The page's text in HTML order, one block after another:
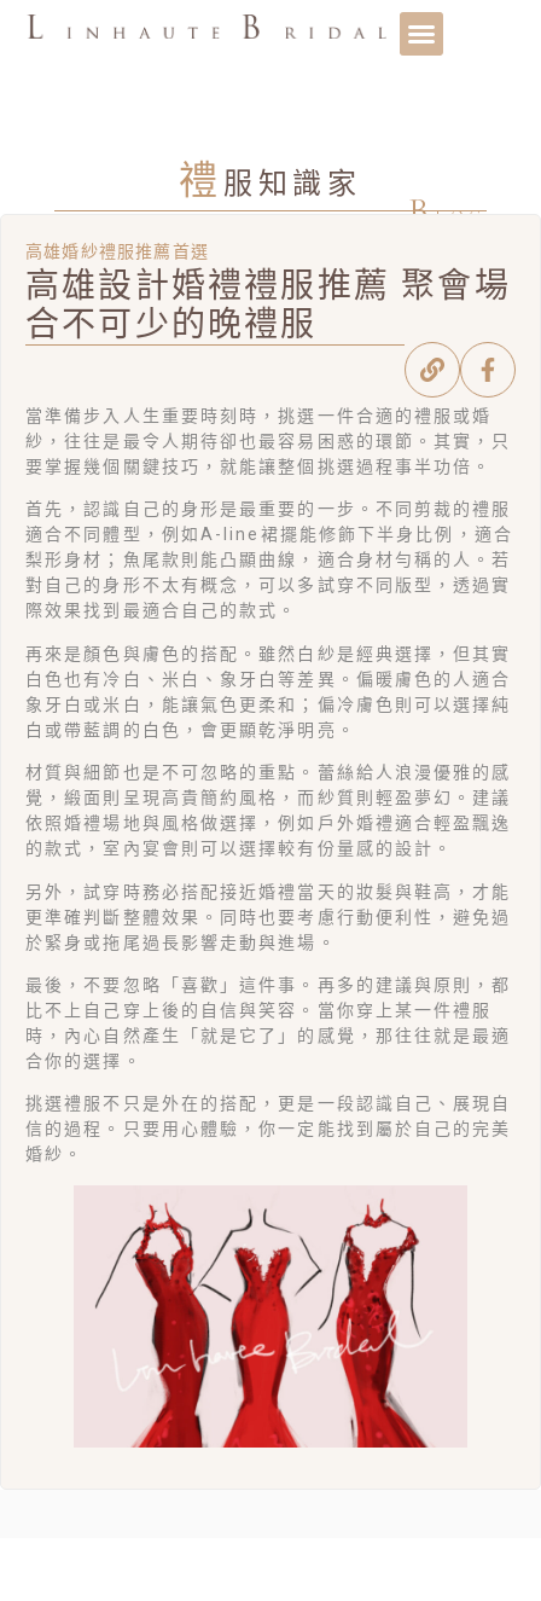
禮 服知識家
BLOG
高雄婚紗禮服推薦首選
高雄設計婚禮禮服推薦 聚會場
合不可少的晚禮服
當準備步入人生重要時刻時，挑選一件合適的禮服或婚
紗，往往是最令人期待卻也最容易困惑的環節。其實，只
要掌握幾個關鍵技巧，就能讓整個挑選過程事半功倍。
首先，認識自己的身形是最重要的一步。不同剪裁的禮服
適合不同體型，例如A-line裙擺能修飾下半身比例，適合
梨形身材；魚尾款則能凸顯曲線，適合身材勻稱的人。若
對自己的身形不太有概念，可以多試穿不同版型，透過實
際效果找到最適合自己的款式。
再來是顏色與膚色的搭配。雖然白紗是經典選擇，但其實
白色也有冷白、米白、象牙白等差異。偏暖膚色的人適合
象牙白或米白，能讓氣色更柔和；偏冷膚色則可以選擇純
白或帶藍調的白色，會更顯乾淨明亮。
材質與細節也是不可忽略的重點。蕾絲給人浪漫優雅的感
覺，緞面則呈現高貴簡約風格，而紗質則輕盈夢幻。建議
依照婚禮場地與風格做選擇，例如戶外婚禮適合輕盈飄逸
的款式，室內宴會則可以選擇較有份量感的設計。
另外，試穿時務必搭配接近婚禮當天的妝髮與鞋高，才能
更準確判斷整體效果。同時也要考慮行動便利性，避免過
於緊身或拖尾過長影響走動與進場。
最後，不要忽略「喜歡」這件事。再多的建議與原則，都
比不上自己穿上後的自信與笑容。當你穿上某一件禮服
時，內心自然產生「就是它了」的感覺，那往往就是最適
合你的選擇。
挑選禮服不只是外在的搭配，更是一段認識自己、展現自
信的過程。只要用心體驗，你一定能找到屬於自己的完美
婚紗。